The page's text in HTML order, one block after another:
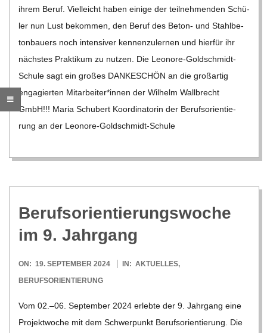
ihrem Beruf. Viel­leicht haben einige der teil­neh­men­den Schü­
ler nun Lust bekom­men, den Beruf des Beton- und Stahl­be­
ton­bau­ers noch inten­si­ver ken­nen­zu­ler­nen und hier­für ihr
nächs­tes Prak­ti­kum zu nut­zen. Die Leo­­nore-Gol­d­­schmidt-
Schule sagt ein gro­ßes DANKESCHÖN an die groß­ar­tig
enga­gier­ten Mitarbeiter*innen der Wil­helm Wall­brecht
GmbH!!! Maria Schu­bert Koor­di­na­to­rin der Berufs­ori­en­tie­
rung an der Leo­nore-Gold­schmidt-Schule
Berufs­ori­en­tie­rungs­wo­che
im 9. Jahrgang
2024-
09-
ON: 19. SEPTEMBER 2024 IN: AKTUELLES,
BERUFSORIENTIERUNG
Vom 02.–06. Sep­tem­ber 2024 erlebte der 9. Jahr­gang eine
Pro­jekt­wo­che mit dem Schwer­punkt Berufs­ori­en­tie­rung. Die